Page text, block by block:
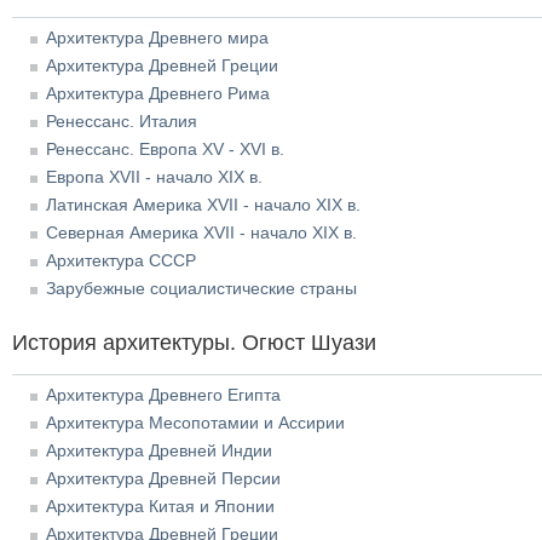
Архитектура Древнего мира
Архитектура Древней Греции
Архитектура Древнего Рима
Ренессанс. Италия
Ренессанс. Европа XV - XVI в.
Европа XVII - начало XIX в.
Латинская Америка XVII - начало XIX в.
Северная Америка XVII - начало XIX в.
Архитектура СССР
Зарубежные социалистические страны
История архитектуры. Огюст Шуази
Архитектура Древнего Египта
Архитектура Месопотамии и Ассирии
Архитектура Древней Индии
Архитектура Древней Персии
Архитектура Китая и Японии
Архитектура Древней Греции